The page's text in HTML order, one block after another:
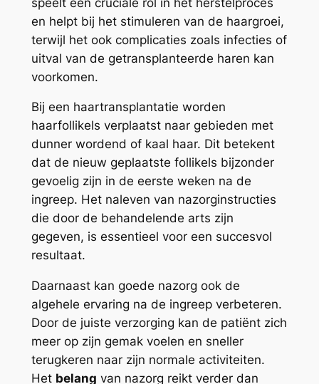
en helpt bij het stimuleren van de haargroei,
terwijl het ook complicaties zoals infecties of
uitval van de getransplanteerde haren kan
voorkomen.
Bij een haartransplantatie worden
haarfollikels verplaatst naar gebieden met
dunner wordend of kaal haar. Dit betekent
dat de nieuw geplaatste follikels bijzonder
gevoelig zijn in de eerste weken na de
ingreep. Het naleven van nazorginstructies
die door de behandelende arts zijn
gegeven, is essentieel voor een succesvol
resultaat.
Daarnaast kan goede nazorg ook de
algehele ervaring na de ingreep verbeteren.
Door de juiste verzorging kan de patiënt zich
meer op zijn gemak voelen en sneller
terugkeren naar zijn normale activiteiten.
Het belang van nazorg reikt verder dan